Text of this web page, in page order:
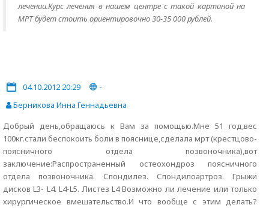
лечении.Курс лечения в нашем центре с такой картиной на
МРТ будет стоить ориентировочно 30-35 000 рублей.
04.10.2012 20:29
-
Берникова Инна Геннадьевна
Добрый день,обращаюсь к Вам за помощью.Мне 51 год,вес
100кг.стали беспокоить боли в пояснице,сделала мрт (крестцово-
поясничного отдела позвоночника),вот
заключение:Распространенный остеохондроз поясничного
отдела позвоночника. Спондилез. Спондилоартроз. Грыжи
дисков L3- L4. L4-L5. Листез L4 Возможно ли лечение или только
хирургическое вмешательство.И что вообще с этим делать?